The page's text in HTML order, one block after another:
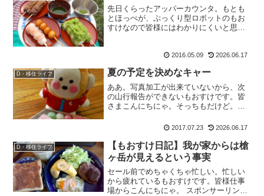
先日くらったアッパーカウンタ。もとも
とほっぺが、ぷっくり型ロボットのもお
すけなので皆様にはわかりにくいと思い
てくださいよ。お店に挨拶しながら入る
や否や、丁度ロッカーに荷...
2016.05.09 2026.06.17
D・移住ライフ 夏の予定を決めなキャー
ああ。写真加工が出来ていないから、次
の山行報告ができないもおすけです。皆
さまこんにちにゃ。そっちもだけど。あ
の縦走予定。結局さぶちんと夢の赤木沢
休みをどこに行くか決めて...
2017.07.23 2026.06.17
D・移住ライフ
【もおすけ日記】我が家からは槍
ヶ岳が見えるという事実
セール前でめちゃくちゃ忙しい。忙しい
から疲れているもおすけです。皆様仕事
場からこんにちにゃ。 スポンサーリン